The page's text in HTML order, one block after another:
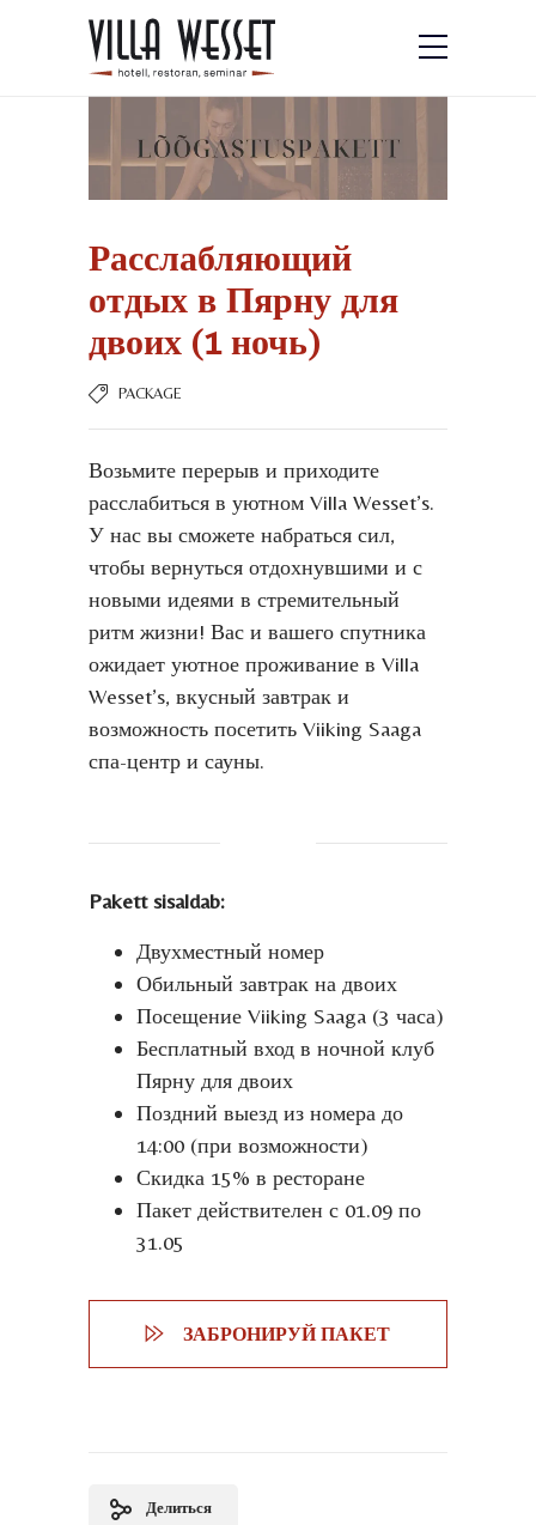
Расслабляющий
отдых в Пярну для
двоих (1 ночь)
PACKAGE
Возьмите перерыв и приходите
расслабиться в уютном Villa Wesset’s.
У нас вы сможете набраться сил,
чтобы вернуться отдохнувшими и с
новыми идеями в стремительный
ритм жизни! Вас и вашего спутника
ожидает уютное проживание в Villa
Wesset’s, вкусный завтрак и
возможность посетить Viiking Saaga
спа-центр и сауны.
Pakett sisaldab:
Двухместный номер
Обильный завтрак на двоих
Посещение Viiking Saaga (3 часа)
Бесплатный вход в ночной клуб
Пярну для двоих
Поздний выезд из номера до
14:00 (при возможности)
Скидка 15% в ресторане
Пакет действителен с 01.09 по
31.05
ЗАБРОНИРУЙ ПАКЕТ
Делиться